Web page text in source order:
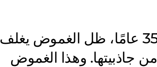
منذ وفاة رامبرانت منذ 350 عامًا، ظل الغموض يغلف
من جاذبيتها. وهذا الغموض